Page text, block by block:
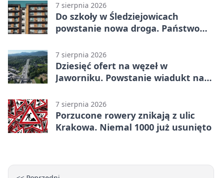
7 sierpnia 2026
Do szkoły w Śledziejowicach
powstanie nowa droga. Państwo
7 sierpnia 2026
Dziesięć ofert na węzeł w
Jaworniku. Powstanie wiadukt nad
7 sierpnia 2026
Porzucone rowery znikają z ulic
Krakowa. Niemal 1000 już usunięto